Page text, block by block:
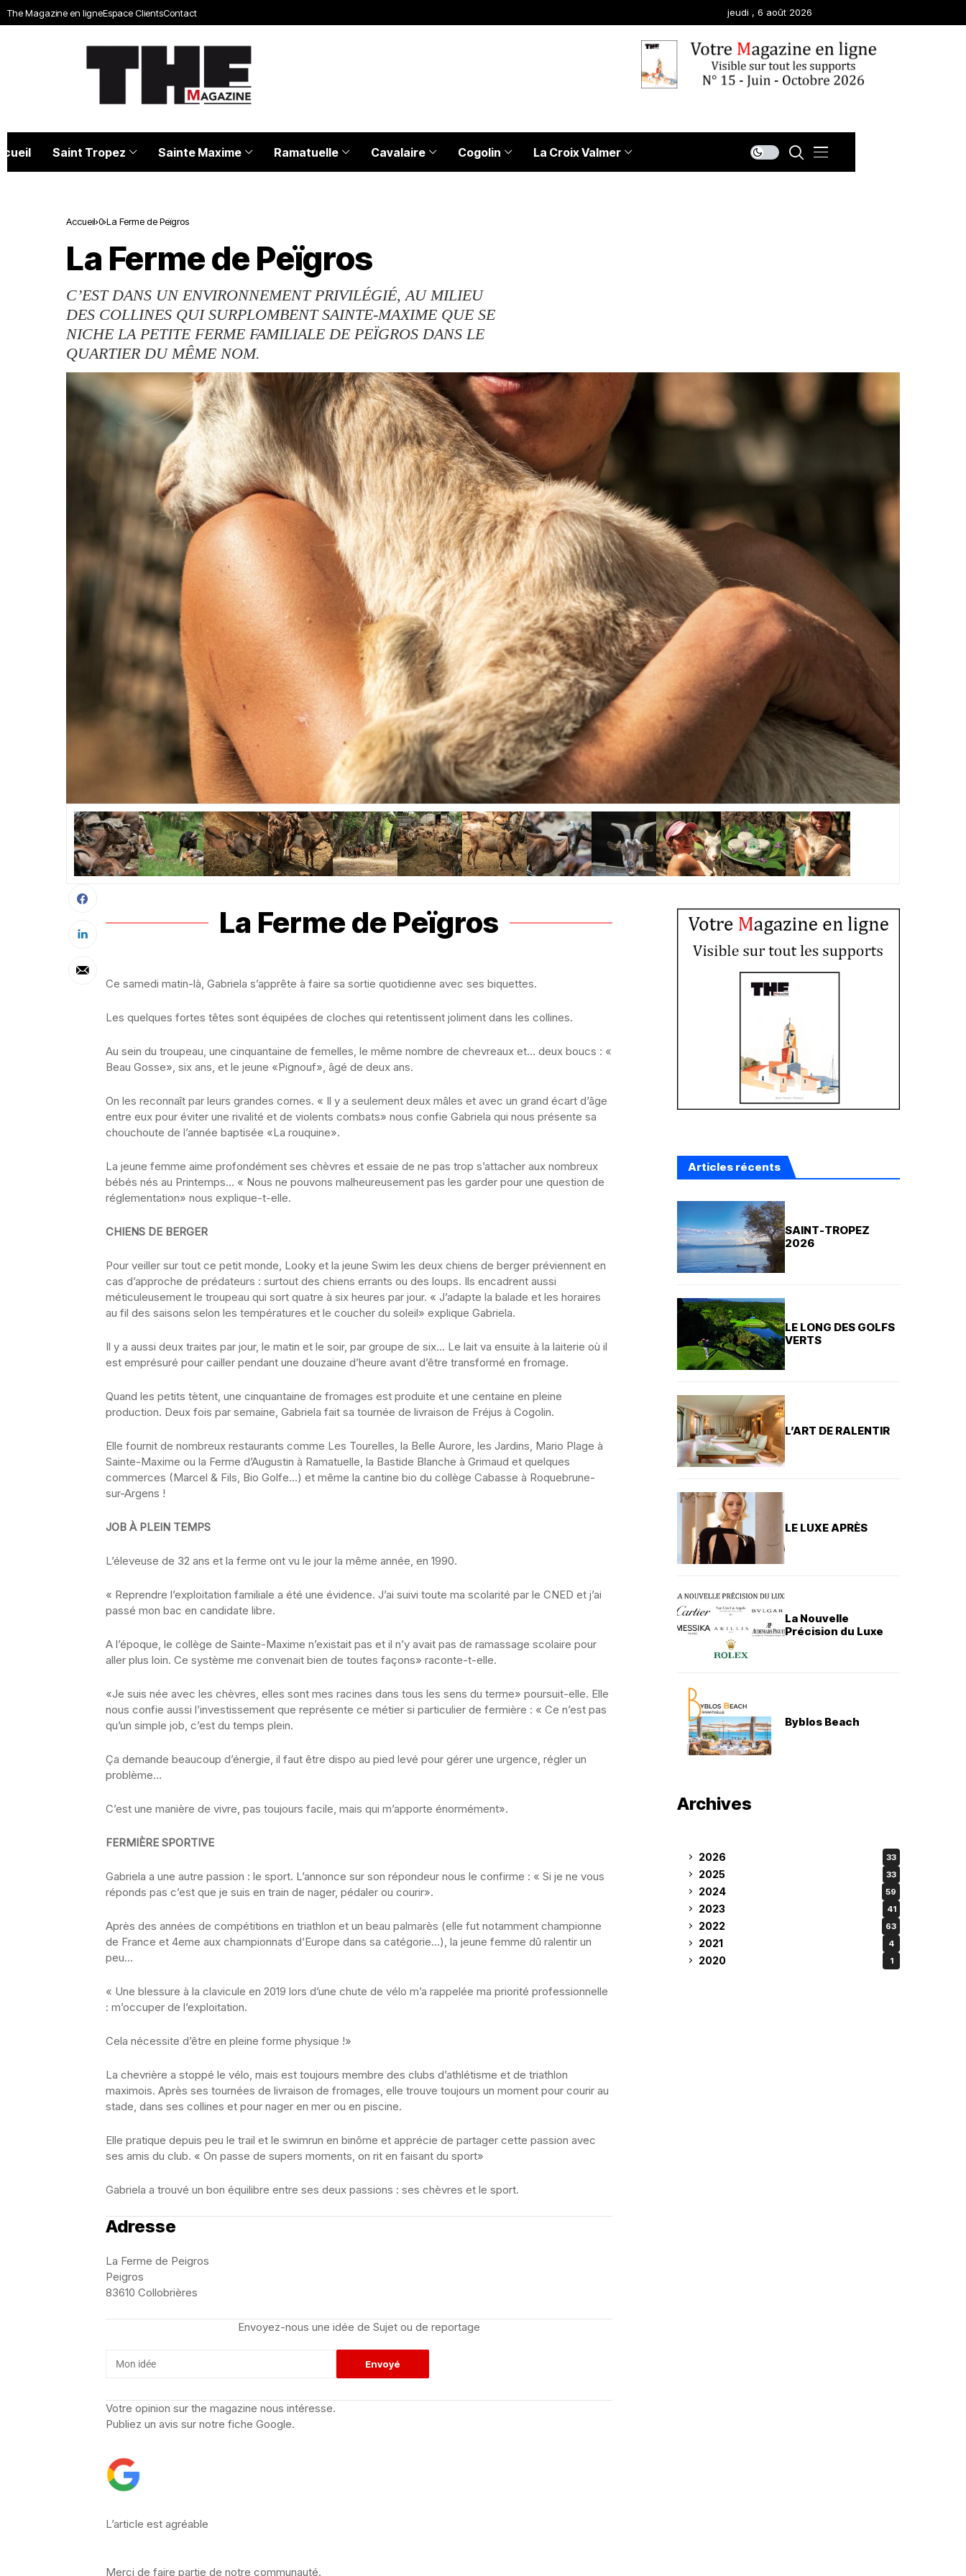
The Magazine en ligneEspace ClientsContact jeudi , 6 août 2026
Saint Tropez Sainte Maxime Ramatuelle Cavalaire Cogolin La Croix Valmer
Accueil 0 La Ferme de Peïgros
La Ferme de Peïgros
C’EST DANS UN ENVIRONNEMENT PRIVILÉGIÉ, AU MILIEU
DES COLLINES QUI SURPLOMBENT SAINTE-MAXIME QUE SE
NICHE LA PETITE FERME FAMILIALE DE PEÏGROS DANS LE
QUARTIER DU MÊME NOM.
La Ferme de Peïgros
Ce samedi matin-là, Gabriela s’apprête à faire sa sortie quotidienne avec ses biquettes.
Les quelques fortes têtes sont équipées de cloches qui retentissent joliment dans les collines.
Au sein du troupeau, une cinquantaine de femelles, le même nombre de chevreaux et… deux boucs : «
Beau Gosse», six ans, et le jeune «Pignouf», âgé de deux ans.
On les reconnaît par leurs grandes cornes. « Il y a seulement deux mâles et avec un grand écart d’âge
entre eux pour éviter une rivalité et de violents combats» nous confie Gabriela qui nous présente sa
chouchoute de l’année baptisée «La rouquine».
La jeune femme aime profondément ses chèvres et essaie de ne pas trop s’attacher aux nombreux
bébés nés au Printemps… « Nous ne pouvons malheureusement pas les garder pour une question de
réglementation» nous explique-t-elle.
CHIENS DE BERGER
Pour veiller sur tout ce petit monde, Looky et la jeune Swim les deux chiens de berger préviennent en
cas d’approche de prédateurs : surtout des chiens errants ou des loups. Ils encadrent aussi
méticuleusement le troupeau qui sort quatre à six heures par jour. « J’adapte la balade et les horaires
au fil des saisons selon les températures et le coucher du soleil» explique Gabriela.
Il y a aussi deux traites par jour, le matin et le soir, par groupe de six… Le lait va ensuite à la laiterie où il
est emprésuré pour cailler pendant une douzaine d’heure avant d’être transformé en fromage.
Quand les petits tètent, une cinquantaine de fromages est produite et une centaine en pleine
production. Deux fois par semaine, Gabriela fait sa tournée de livraison de Fréjus à Cogolin.
Elle fournit de nombreux restaurants comme Les Tourelles, la Belle Aurore, les Jardins, Mario Plage à
Sainte-Maxime ou la Ferme d’Augustin à Ramatuelle, la Bastide Blanche à Grimaud et quelques
commerces (Marcel & Fils, Bio Golfe…) et même la cantine bio du collège Cabasse à Roquebrune-
sur-Argens !
JOB À PLEIN TEMPS
L’éleveuse de 32 ans et la ferme ont vu le jour la même année, en 1990.
« Reprendre l’exploitation familiale a été une évidence. J’ai suivi toute ma scolarité par le CNED et j’ai
passé mon bac en candidate libre.
A l’époque, le collège de Sainte-Maxime n’existait pas et il n’y avait pas de ramassage scolaire pour
aller plus loin. Ce système me convenait bien de toutes façons» raconte-t-elle.
«Je suis née avec les chèvres, elles sont mes racines dans tous les sens du terme» poursuit-elle. Elle
nous confie aussi l’investissement que représente ce métier si particulier de fermière : « Ce n’est pas
qu’un simple job, c’est du temps plein.
Ça demande beaucoup d’énergie, il faut être dispo au pied levé pour gérer une urgence, régler un
problème…
C’est une manière de vivre, pas toujours facile, mais qui m’apporte énormément».
FERMIÈRE SPORTIVE
Gabriela a une autre passion : le sport. L’annonce sur son répondeur nous le confirme : « Si je ne vous
réponds pas c’est que je suis en train de nager, pédaler ou courir».
Après des années de compétitions en triathlon et un beau palmarès (elle fut notamment championne
de France et 4eme aux championnats d’Europe dans sa catégorie…), la jeune femme dû ralentir un
peu…
« Une blessure à la clavicule en 2019 lors d’une chute de vélo m’a rappelée ma priorité professionnelle
: m’occuper de l’exploitation.
Cela nécessite d’être en pleine forme physique !»
La chevrière a stoppé le vélo, mais est toujours membre des clubs d’athlétisme et de triathlon
maximois. Après ses tournées de livraison de fromages, elle trouve toujours un moment pour courir au
stade, dans ses collines et pour nager en mer ou en piscine.
Elle pratique depuis peu le trail et le swimrun en binôme et apprécie de partager cette passion avec
ses amis du club. « On passe de supers moments, on rit en faisant du sport»
Gabriela a trouvé un bon équilibre entre ses deux passions : ses chèvres et le sport.
Adresse
La Ferme de Peigros
Peigros
83610 Collobrières
Envoyez-nous une idée de Sujet ou de reportage
Votre opinion sur the magazine nous intéresse.
Publiez un avis sur notre fiche Google.
L’article est agréable
Merci de faire partie de notre communauté.
Articles récents
SAINT-TROPEZ
2026
LE LONG DES GOLFS
VERTS
L’ART DE RALENTIR
LE LUXE APRÈS
La Nouvelle
Précision du Luxe
Byblos Beach
Archives
2026 33
2025 33
2024 59
2023 41
2022 63
2021 4
2020 1